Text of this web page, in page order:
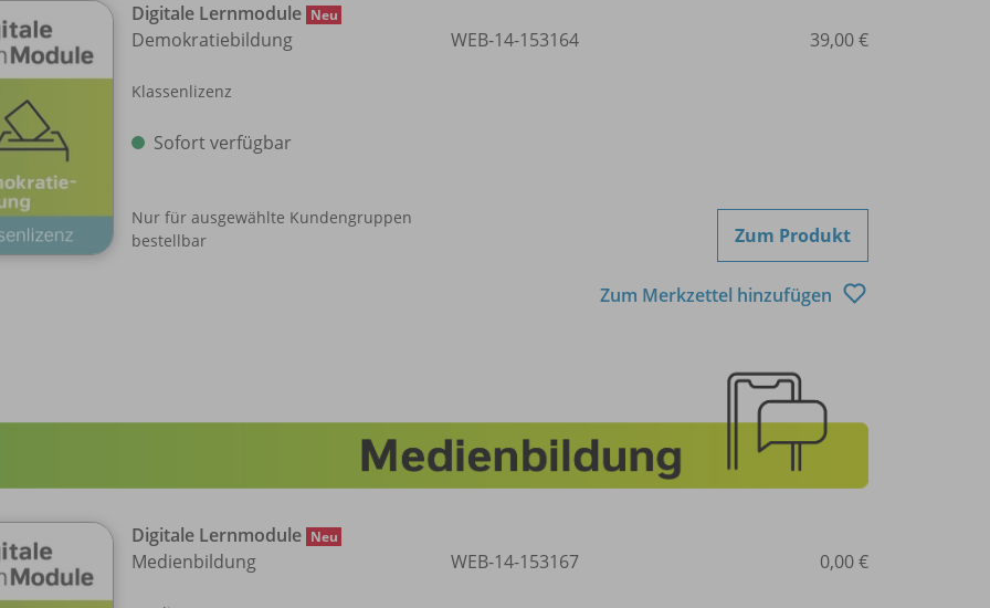
Digitale Lernmodule Neu
Demokratiebildung
Klassenlizenz
Sofort verfügbar
Nur für ausgewählte Kundengruppen
bestellbar
WEB-14-153164 39,00 €
Zum Produkt
Zum Merkzettel hinzufügen
Digitale Lernmodule Neu
Medienbildung WEB-14-153167 0,00 €